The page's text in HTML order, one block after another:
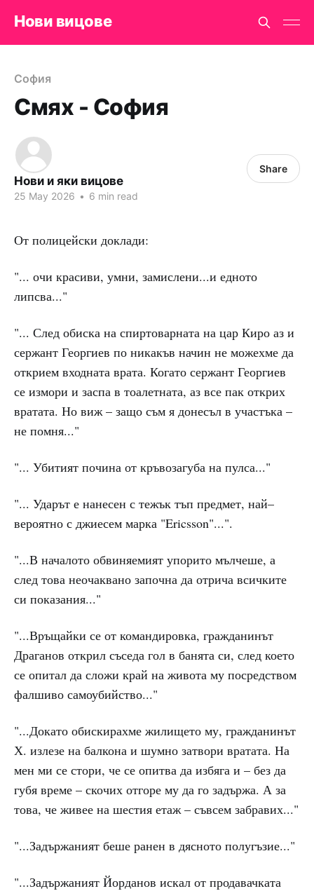
Нови вицове
София
Смях - София
Нови и яки вицове
25 May 2026 • 6 min read
Share
От полицейски доклади:
"... очи красиви, умни, замислени...и едното
липсва..."
"... След обиска на спиртоварната на цар Киро аз и
сержант Георгиев по никакъв начин не можехме да
открием входната врата. Когато сержант Георгиев
се измори и заспа в тоалетната, аз все пак открих
вратата. Но виж – защо съм я донесъл в участъка –
не помня..."
"... Убитият почина от кръвозагуба на пулса..."
"... Ударът е нанесен с тежък тъп предмет, най–
вероятно с джиесем марка "Ericsson"...".
"...В началото обвиняемият упорито мълчеше, а
след това неочаквано започна да отрича всичките
си показания..."
"...Връщайки се от командировка, гражданинът
Драганов открил съседа гол в банята си, след което
се опитал да сложи край на живота му посредством
фалшиво самоубийство..."
"...Докато обискирахме жилището му, гражданинът
Х. излезе на балкона и шумно затвори вратата. На
мен ми се стори, че се опитва да избяга и – без да
губя време – скочих отгоре му да го задържа. А за
това, че живее на шестия етаж – съвсем забравих..."
"...Задържаният беше ранен в дясното полугъзие..."
"...Задържаният Йорданов искал от продавачката